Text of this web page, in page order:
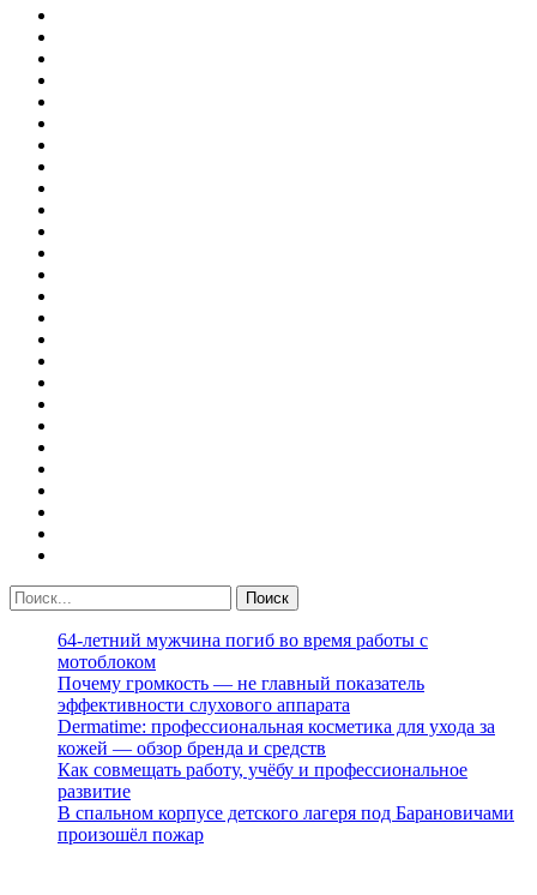
64-летний мужчина погиб во время работы с
мотоблоком
Почему громкость — не главный показатель
эффективности слухового аппарата
Dermatime: профессиональная косметика для ухода за
кожей — обзор бренда и средств
Как совмещать работу, учёбу и профессиональное
развитие
В спальном корпусе детского лагеря под Барановичами
произошёл пожар